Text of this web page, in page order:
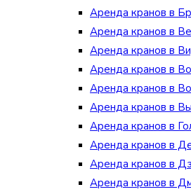
Аренда кранов в
Аренда кранов в
Аренда кранов в
Аренда кранов в
Аренда кранов в
Аренда кранов в
Аренда кранов в
Аренда кранов в
Аренда кранов в
Аренда кранов в